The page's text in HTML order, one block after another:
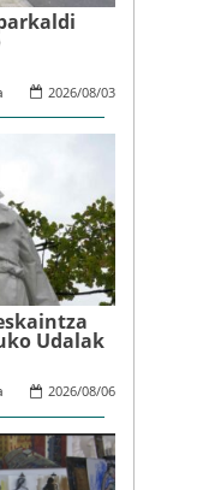
2026/08/03
Udalak
2026/08/06